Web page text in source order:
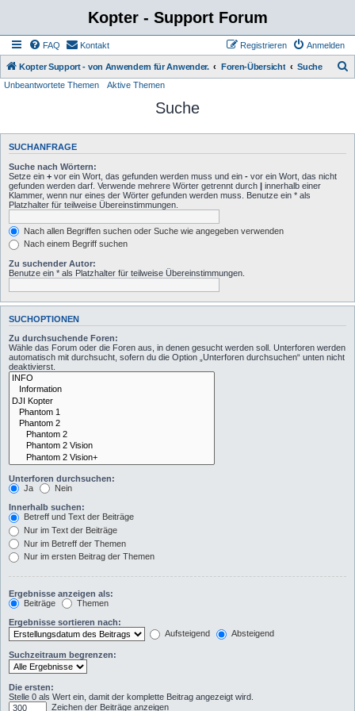
Kopter - Support Forum
FAQ Kontakt Anmelden
Registrieren
Kopter Support - von Anwendern für Anwender. Foren-Übersicht Suche
Unbeantwortete Themen Aktive Themen
Suche
SUCHANFRAGE
Suche nach Wörtern:
Setze ein + vor ein Wort, das gefunden werden muss und ein - vor ein Wort, das nicht
gefunden werden darf. Verwende mehrere Wörter getrennt durch | innerhalb einer
Klammer, wenn nur eines der Wörter gefunden werden muss. Benutze ein * als
Platzhalter für teilweise Übereinstimmungen.
Nach allen Begriffen suchen oder Suche wie angegeben verwenden
Nach einem Begriff suchen
Zu suchender Autor:
Benutze ein * als Platzhalter für teilweise Übereinstimmungen.
SUCHOPTIONEN
Zu durchsuchende Foren:
Wähle das Forum oder die Foren aus, in denen gesucht werden soll. Unterforen werden
automatisch mit durchsucht, sofern du die Option „Unterforen durchsuchen“ unten nicht
deaktivierst.
Unterforen durchsuchen:
Ja
Nein
Innerhalb suchen:
Betreff und Text der Beiträge
Nur im Text der Beiträge
Nur im Betreff der Themen
Nur im ersten Beitrag der Themen
Ergebnisse anzeigen als:
Beiträge
Themen
Ergebnisse sortieren nach:
Aufsteigend
Absteigend
Suchzeitraum begrenzen:
Die ersten:
Stelle 0 als Wert ein, damit der komplette Beitrag angezeigt wird.
Zeichen der Beiträge anzeigen